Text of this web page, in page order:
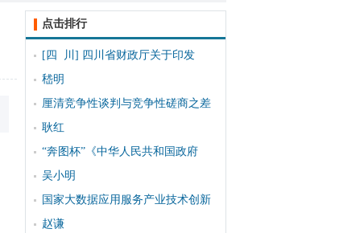
点击排行
[四 川] 四川省财政厅关于印发
嵇明
厘清竞争性谈判与竞争性磋商之差
耿红
“奔图杯”《中华人民共和国政府
吴小明
国家大数据应用服务产业技术创新
赵谦